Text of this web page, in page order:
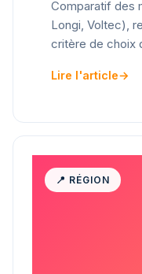
Comparatif des
Longi, Voltec),
critère de choix
Lire l'article→
📍 RÉGION